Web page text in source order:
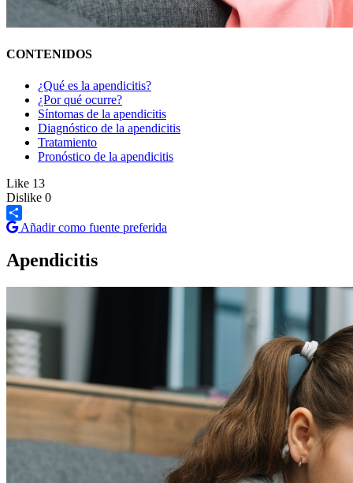
CONTENIDOS
¿Qué es la apendicitis?
¿Por qué ocurre?
Síntomas de la apendicitis
Diagnóstico de la apendicitis
Tratamiento
Pronóstico de la apendicitis
Like 13
Dislike 0
Share
Añadir como fuente preferida
Apendicitis